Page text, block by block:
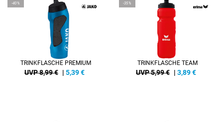
-40%
TRINKFLASCHE PREMIUM
UVP 8,99 € | 5,39€
-35%
TRINKFLASCHE TEAM
UVP 5,99 € | 3,89€